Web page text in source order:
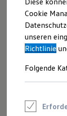
Schnell
Angebote
E-Auto-
Junge
Cookie
unseren
Richtlinie
Folgende